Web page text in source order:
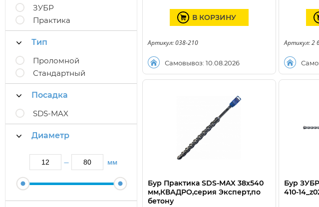
ЗУБР
Практика
Тип
Проломной
Стандартный
Посадка
SDS-MAX
Диаметр
— мм
Самовывоз: 10.08.2026
В КОРЗИНУ
Артикул: 038-210 Артикул: 2
Бур Практика SDS-MAX 38х540
мм,КВАДРО,серия Эксперт,по
бетону
Бур
410-